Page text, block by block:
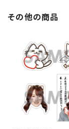
その他の商品